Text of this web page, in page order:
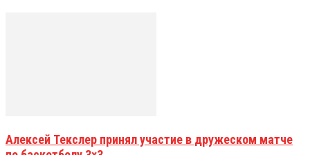
Алексей Текслер принял участие в дружеском матче